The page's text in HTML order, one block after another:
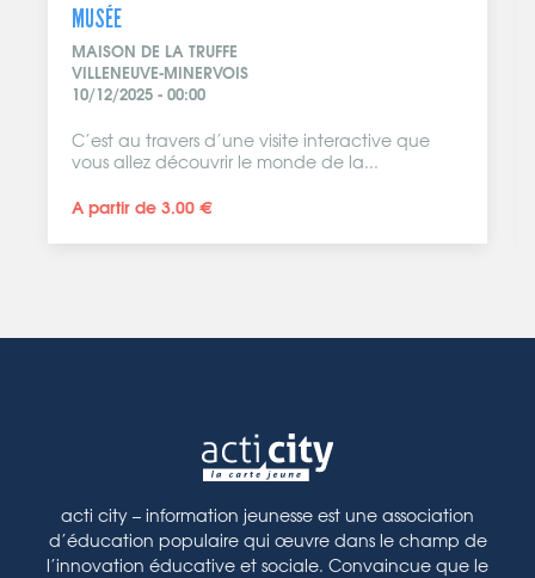
CINÉMA
L'ÉLYSÉE
LIMOUX
Ciném’Aude...
acti city – information jeunesse est une association
d’éducation populaire qui œuvre dans le champ de
l’innovation éducative et sociale. Convaincue que le